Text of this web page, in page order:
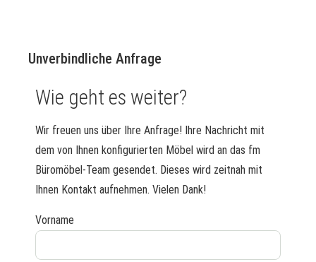
Unverbindliche Anfrage
Wie geht es weiter?
Wir freuen uns über Ihre Anfrage! Ihre Nachricht mit
dem von Ihnen konfigurierten Möbel wird an das fm
Büromöbel-Team gesendet. Dieses wird zeitnah mit
Ihnen Kontakt aufnehmen. Vielen Dank!
Vorname